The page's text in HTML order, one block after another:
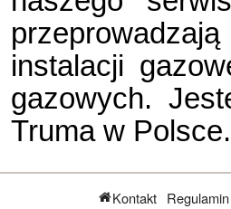
instalacji
gazowych.
Truma w Polsce.
Kontakt